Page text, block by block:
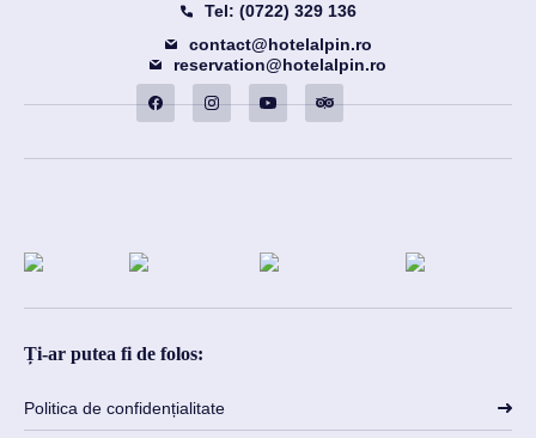
Tel: (0722) 329 136
contact@hotelalpin.ro
reservation@hotelalpin.ro
Ți-ar putea fi de folos:
Politica de confidențialitate